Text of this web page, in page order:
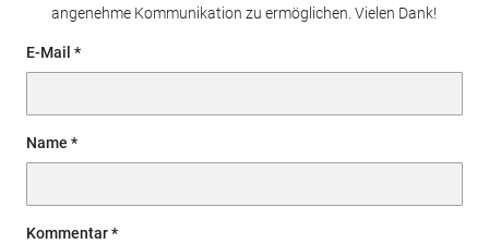
angenehme Kommunikation zu ermöglichen. Vielen Dank!
E-Mail
Name
Kommentar